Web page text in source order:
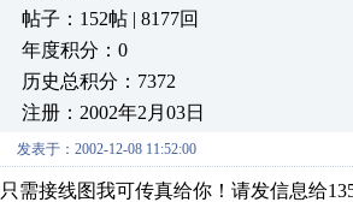
帖子：152帖 | 8177回
年度积分：0
历史总积分：7372
注册：2002年2月03日
发表于：2002-12-08 11:52:00
只需接线图我可传真给你！请发信息给